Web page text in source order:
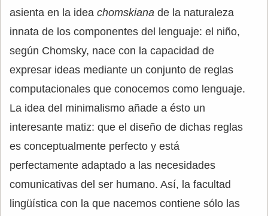
asienta en la idea chomskiana de la naturaleza
innata de los componentes del lenguaje: el niño,
según Chomsky, nace con la capacidad de
expresar ideas mediante un conjunto de reglas
computacionales que conocemos como lenguaje.
La idea del minimalismo añade a ésto un
interesante matiz: que el diseño de dichas reglas
es conceptualmente perfecto y está
perfectamente adaptado a las necesidades
comunicativas del ser humano. Así, la facultad
lingüística con la que nacemos contiene sólo las